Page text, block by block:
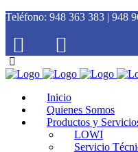
Teléfono: 948 363 383 | 948
Inicio
Quienes Somos
Productos y
LOWI
Servicio